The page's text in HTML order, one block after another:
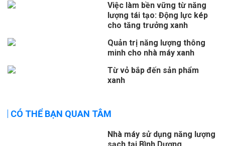
Việc làm bền vững từ năng
lượng tái tạo: Động lực kép
cho tăng trưởng xanh
Quản trị năng lượng thông
minh cho nhà máy xanh
Từ vỏ bắp đến sản phẩm
xanh
CÓ THỂ BẠN QUAN TÂM
Nhà máy sử dụng năng lượng